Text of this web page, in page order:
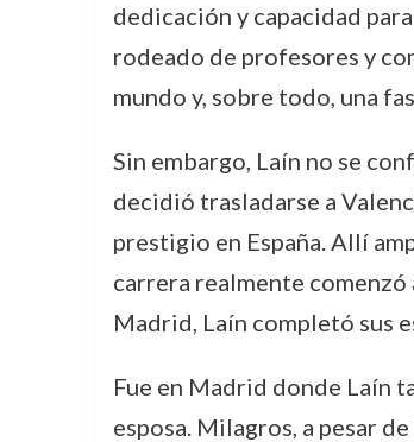
dedicación y capacidad
rodeado de profesores y
mundo y, sobre todo, una
Sin embargo, Laín no se
decidió trasladarse a
prestigio en España. Allí
carrera realmente
Madrid, Laín completó sus
Fue en Madrid donde Laín
esposa. Milagros, a pesar